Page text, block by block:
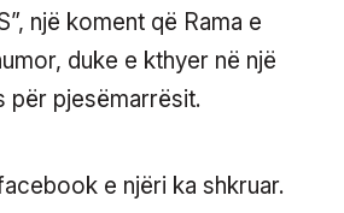
një koment që Rama e
duke e kthyer në një
për pjesëmarrësit.
e njëri ka shkruar.